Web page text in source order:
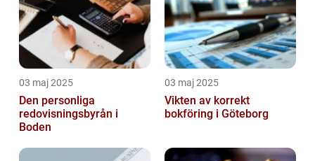
03 maj 2025
Den personliga
redovisningsbyrån i
Boden
03 maj 2025
Vikten av korrekt
bokföring i Göteborg